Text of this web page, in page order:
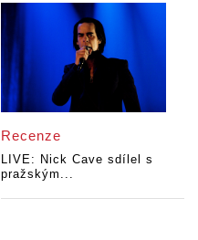
Recenze
LIVE: Nick Cave sdílel s
pražským...